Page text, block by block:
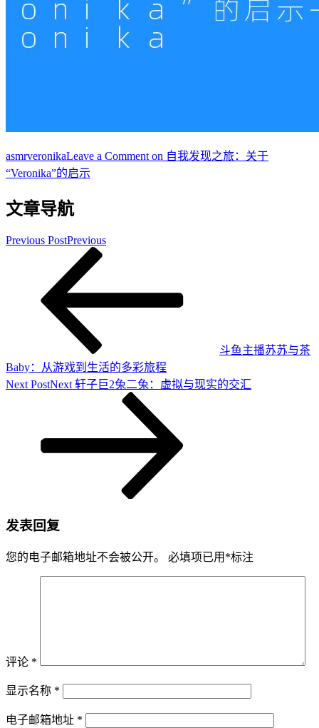
asmrveronikaLeave a Comment on 自我发现之旅：关于
“Veronika”的启示
文章导航
Previous PostPrevious
斗鱼主播苏苏与茶
Baby：从游戏到生活的多彩旅程
Next PostNext 轩子巨2兔二兔：虚拟与现实的交汇
发表回复
您的电子邮箱地址不会被公开。 必填项已用 *标注
评论 *
显示名称 *
电子邮箱地址 *